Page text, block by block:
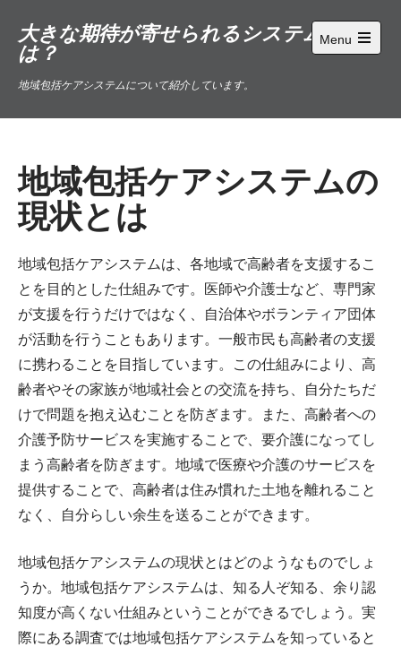
content
大きな期待が寄せられるシステムと
は？
地域包括ケアシステムについて紹介しています。
Menu
Open
地域包括ケアシステムの
現状とは
地域包括ケアシステムは、各地域で高齢者を支援するこ
とを目的とした仕組みです。医師や介護士など、専門家
が支援を行うだけではなく、自治体やボランティア団体
が活動を行うこともあります。一般市民も高齢者の支援
に携わることを目指しています。この仕組みにより、高
齢者やその家族が地域社会との交流を持ち、自分たちだ
けで問題を抱え込むことを防ぎます。また、高齢者への
介護予防サービスを実施することで、要介護になってし
まう高齢者を防ぎます。地域で医療や介護のサービスを
提供することで、高齢者は住み慣れた土地を離れること
なく、自分らしい余生を送ることができます。
地域包括ケアシステムの現状とはどのようなものでしょ
うか。地域包括ケアシステムは、知る人ぞ知る、余り認
知度が高くない仕組みということができるでしょう。実
際にある調査では地域包括ケアシステムを知っていると